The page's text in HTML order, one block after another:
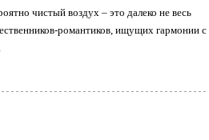
чистый воздух – это далеко не весь
романтиков, ищущих гармонии с